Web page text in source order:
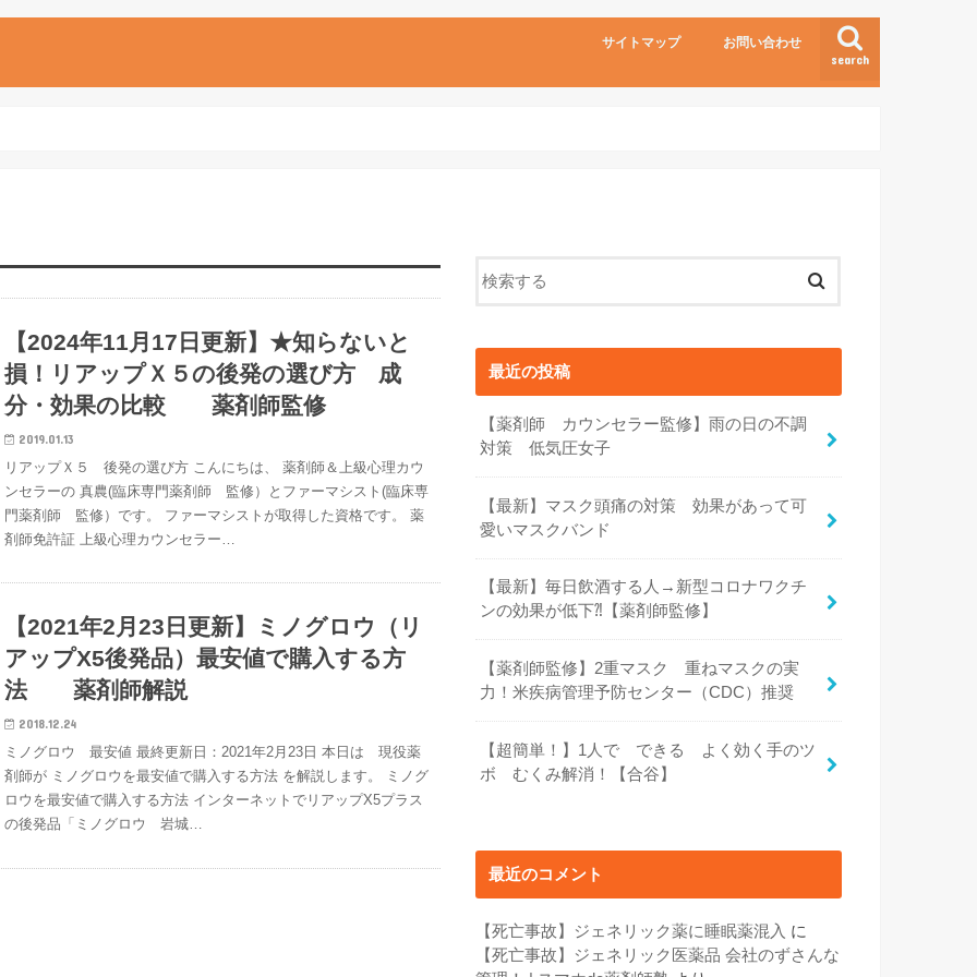
search
サイトマップ お問い合わせ
【2024年11月17日更新】★知らないと
損！リアップＸ５の後発の選び方 成
分・効果の比較 薬剤師監修
2019.01.13
リアップＸ５ 後発の選び方 こんにちは、 薬剤師＆上級心理カウ
ンセラーの 真農(臨床専門薬剤師 監修）とファーマシスト(臨床専
門薬剤師 監修）です。 ファーマシストが取得した資格です。 薬
剤師免許証 上級心理カウンセラー…
【2021年2月23日更新】ミノグロウ（リ
アップX5後発品）最安値で購入する方
法 薬剤師解説
2018.12.24
ミノグロウ 最安値 最終更新日：2021年2月23日 本日は 現役薬
剤師が ミノグロウを最安値で購入する方法 を解説します。 ミノグ
ロウを最安値で購入する方法 インターネットでリアップX5プラス
の後発品「ミノグロウ 岩城…
最近の投稿
【薬剤師 カウンセラー監修】雨の日の不調
対策 低気圧女子
【最新】マスク頭痛の対策 効果があって可
愛いマスクバンド
【最新】毎日飲酒する人→新型コロナワクチ
ンの効果が低下⁈【薬剤師監修】
【薬剤師監修】2重マスク 重ねマスクの実
力！米疾病管理予防センター（CDC）推奨
【超簡単！】1人で できる よく効く手のツ
ボ むくみ解消！【合谷】
最近のコメント
【死亡事故】ジェネリック薬に睡眠薬混入 に
【死亡事故】ジェネリック医薬品 会社のずさんな